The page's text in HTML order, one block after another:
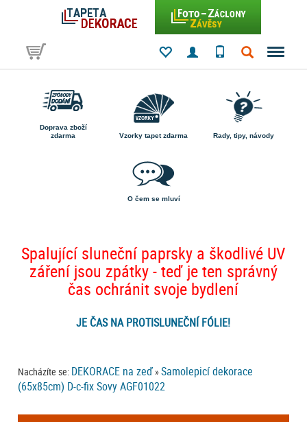
Doprava zboží
zdarma
Vzorky tapet zdarma Rady, tipy, návody
O čem se mluví
Spalující sluneční paprsky a škodlivé UV
záření jsou zpátky - teď je ten správný
čas ochránit svoje bydlení
JE ČAS NA PROTISLUNEČNÍ FÓLIE!
Nacházíte se: DEKORACE na zeď »Samolepicí dekorace
(65x85cm) D-c-fix Sovy AGF01022